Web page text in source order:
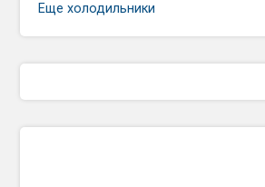
Еще холодильники